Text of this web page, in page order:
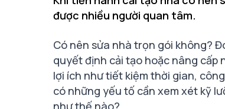
được nhiều người quan tâm.
Có nên sửa nhà trọn gói không?
quyết định cải tạo hoặc nâng cấp
lợi ích như tiết kiệm thời gian,
có những yếu tố cần xem xét kỹ
như thế nào?